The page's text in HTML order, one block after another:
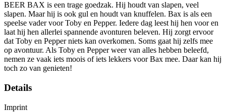
BEER BAX is een trage goedzak. Hij houdt van slapen, veel
slapen. Maar hij is ook gul en houdt van knuffelen. Bax is als een
speelse vader voor Toby en Pepper. Iedere dag leest hij hen voor en
laat hij hen allerlei spannende avonturen beleven. Hij zorgt ervoor
dat Toby en Pepper niets kan overkomen. Soms gaat hij zelfs mee
op avontuur. Als Toby en Pepper weer van alles hebben beleefd,
nemen ze vaak iets moois of iets lekkers voor Bax mee. Daar kan hij
toch zo van genieten!
Details
Imprint